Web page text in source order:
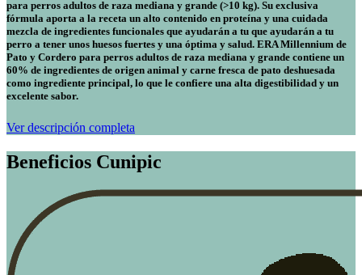
para perros adultos de raza mediana y grande (>10 kg). Su exclusiva
fórmula aporta a la receta un alto contenido en proteína y una cuidada
mezcla de ingredientes funcionales que ayudarán a tu que ayudarán a tu
perro a tener unos huesos fuertes y una óptima y salud. ERA Millennium de
Pato y Cordero para perros adultos de raza mediana y grande contiene un
60% de ingredientes de origen animal y carne fresca de pato deshuesada
como ingrediente principal, lo que le confiere una alta digestibilidad y un
excelente sabor.
Ver descripción completa
Beneficios Cunipic